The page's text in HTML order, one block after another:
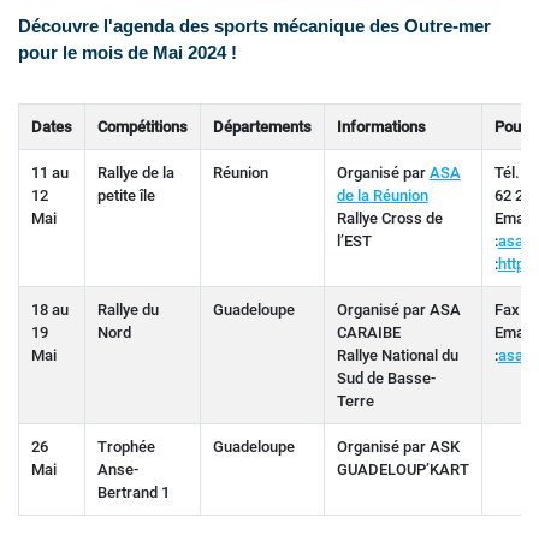
Découvre l'agenda des sports mécanique des Outre-mer
pour le mois de Mai 2024 !
Dates Compétitions Départements Informations Pour
11 au
12
Mai
Rallye de la
petite île
Réunion Organisé par ASA
de la Réunion
Rallye Cross de
l’EST
Tél. :
62 21
Email
:
:
18 au
19
Mai
Rallye du
Nord
Guadeloupe
Organisé par ASA
CARAIBE
Rallye National du
Sud de Basse-
Terre
Fax :
Email
:
26
Mai
Trophée
Anse-
Bertrand 1
Guadeloupe
Organisé par ASK
GUADELOUP’KART